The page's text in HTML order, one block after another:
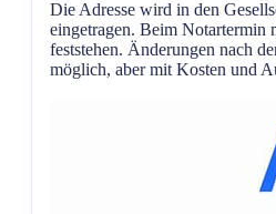
Die Adresse wird in den
eingetragen. Beim Notartermin
feststehen. Änderungen nach
möglich, aber mit Kosten und